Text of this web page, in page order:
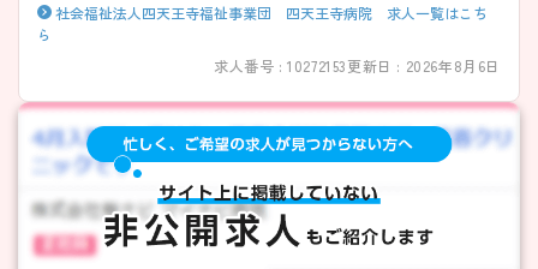
社会福祉法人四天王寺福祉事業団 四天王寺病院 求人一覧はこち
ら
求人番号 : 10272153更新日 : 2026年8月6日